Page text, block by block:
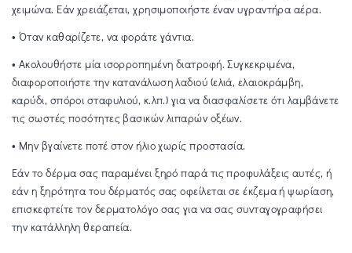
χειμώνα. Εάν χρειάζεται, χρησιμοποιήστε έναν υγραντήρα αέρα.
• Όταν καθαρίζετε, να φοράτε γάντια.
• Ακολουθήστε μία ισορροπημένη διατροφή. Συγκεκριμένα,
διαφοροποιήστε την κατανάλωση λαδιού (ελιά, ελαιοκράμβη,
καρύδι, σπόροι σταφυλιού, κ.λπ.) για να διασφαλίσετε ότι λαμβάνετε
τις σωστές ποσότητες βασικών λιπαρών οξέων.
• Μην βγαίνετε ποτέ στον ήλιο χωρίς προστασία.
Εάν το δέρμα σας παραμένει ξηρό παρά τις προφυλάξεις αυτές, ή
εάν η ξηρότητα του δέρματός σας οφείλεται σε έκζεμα ή ψωρίαση,
επισκεφτείτε τον δερματολόγο σας για να σας συνταγογραφήσει
την κατάλληλη θεραπεία.